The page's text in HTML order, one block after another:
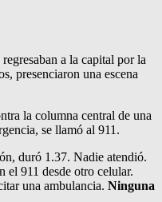
a la capital por la
presenciaron una escena
la columna central de una
se llamó al 911.
duró 1.37. Nadie atendió.
el 911 desde otro celular.
una ambulancia. Ninguna